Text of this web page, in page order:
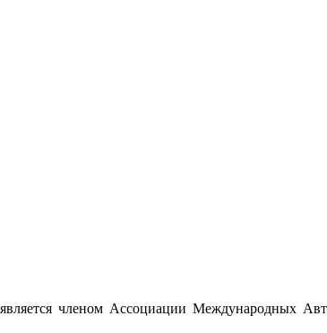
членом Ассоциации Международных